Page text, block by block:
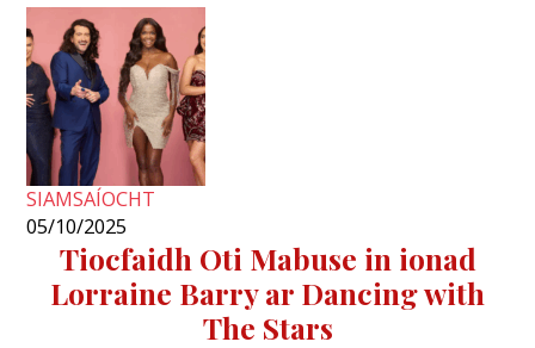
SIAMSAÍOCHT
05/10/2025
Tiocfaidh Oti Mabuse in ionad
Lorraine Barry ar Dancing with
The Stars